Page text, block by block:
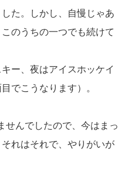
た。しかし、自慢じゃあ
のうちの一つでも続けて
ー、夜はアイスホッケイ
でこうなります）。
んでしたので、今はまっ
れはそれで、やりがいが